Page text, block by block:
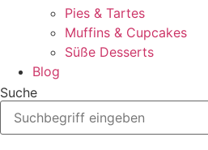
Pies & Tartes
Muffins & Cupcakes
Süße Desserts
Blog
Suche